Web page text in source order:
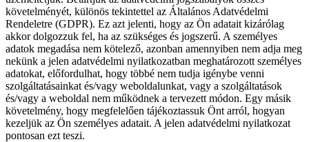
követelményét, különös tekintettel az Általános Adatvédelmi
Rendeletre (GDPR). Ez azt jelenti, hogy az Ön adatait kizárólag
akkor dolgozzuk fel, ha az szükséges és jogszerű. A személyes
adatok megadása nem kötelező, azonban amennyiben nem adja meg
nekünk a jelen adatvédelmi nyilatkozatban meghatározott személyes
adatokat, előfordulhat, hogy többé nem tudja igénybe venni
szolgáltatásainkat és/vagy weboldalunkat, vagy a szolgáltatások
és/vagy a weboldal nem működnek a tervezett módon. Egy másik
követelmény, hogy megfelelően tájékoztassuk Önt arról, hogyan
kezeljük az Ön személyes adatait. A jelen adatvédelmi nyilatkozat
pontosan ezt teszi.